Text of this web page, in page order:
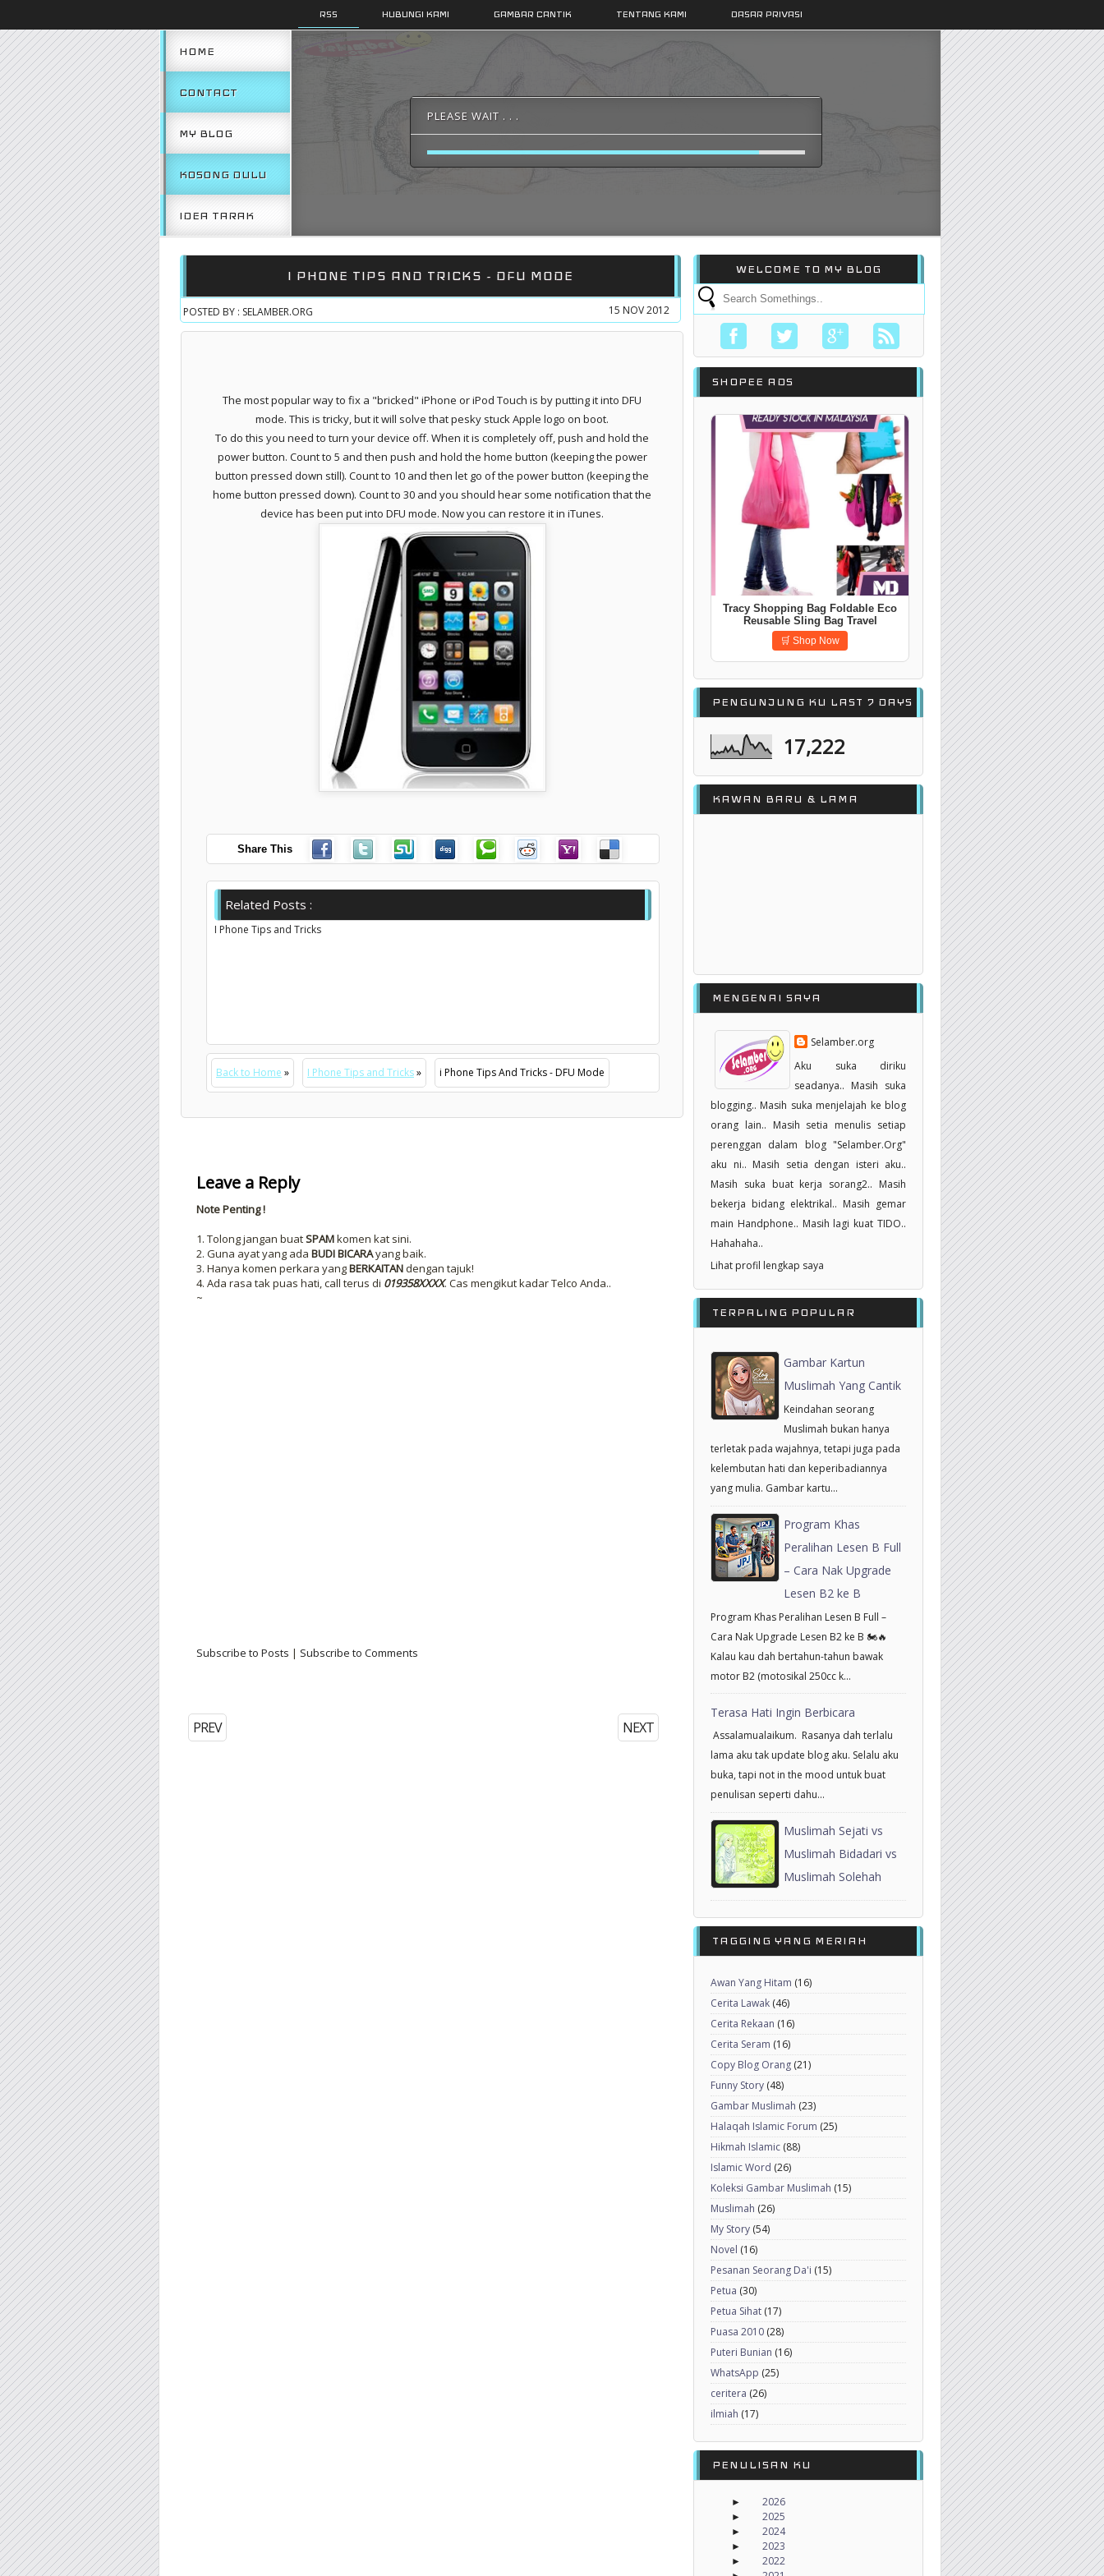
RSS HUBUNGI KAMI GAMBAR CANTIK TENTANG KAMI DASAR PRIVASI
HOME
CONTACT
MY BLOG
KOSONG DULU
IDEA TARAK
PLEASE WAIT . . .
I PHONE TIPS AND TRICKS - DFU MODE
POSTED BY : SELAMBER.ORG 15 NOV 2012
The most popular way to fix a "bricked" iPhone or iPod Touch is by putting it into DFU
mode. This is tricky, but it will solve that pesky stuck Apple logo on boot.
To do this you need to turn your device off. When it is completely off, push and hold the
power button. Count to 5 and then push and hold the home button (keeping the power
button pressed down still). Count to 10 and then let go of the power button (keeping the
home button pressed down). Count to 30 and you should hear some notification that the
device has been put into DFU mode. Now you can restore it in iTunes.
Share This
Related Posts :
I Phone Tips and Tricks
Back to Home » I Phone Tips and Tricks» i Phone Tips And Tricks - DFU Mode
Leave a Reply
Note Penting !
1. Tolong jangan buatSPAMkomen kat sini.
2. Guna ayat yang ada BUDI BICARAyang baik.
3. Hanya komen perkara yangBERKAITANdengan tajuk!
4. Ada rasa tak puas hati, call terus di 019358XXXX. Cas mengikut kadar Telco Anda..
~
Subscribe to Posts | Subscribe to Comments
NEXT
PREV
WELCOME TO MY BLOG
SHOPEE ADS
Vacuum Bag Thicken Resealable
Storage Bag with Pump
Compressbag
🛒 Shop Now
PENGUNJUNG KU LAST 7 DAYS
17,222
KAWAN BARU & LAMA
MENGENAI SAYA
Selamber.org
Aku suka diriku
seadanya.. Masih suka
blogging.. Masih suka menjelajah ke blog
orang lain.. Masih setia menulis setiap
perenggan dalam blog "Selamber.Org"
aku ni.. Masih setia dengan isteri aku..
Masih suka buat kerja sorang2.. Masih
bekerja bidang elektrikal.. Masih gemar
main Handphone.. Masih lagi kuat TIDO..
Hahahaha..
Lihat profil lengkap saya
TERPALING POPULAR
Gambar Kartun
Muslimah Yang Cantik
Keindahan seorang
Muslimah bukan hanya
terletak pada wajahnya, tetapi juga pada
kelembutan hati dan keperibadiannya
yang mulia. Gambar kartu...
Program Khas
Peralihan Lesen B Full
– Cara Nak Upgrade
Lesen B2 ke B
Program Khas Peralihan Lesen B Full –
Cara Nak Upgrade Lesen B2 ke B 🏍️🔥
Kalau kau dah bertahun-tahun bawak
motor B2 (motosikal 250cc k...
Terasa Hati Ingin Berbicara
Assalamualaikum. Rasanya dah terlalu
lama aku tak update blog aku. Selalu aku
buka, tapi not in the mood untuk buat
penulisan seperti dahu...
Muslimah Sejati vs
Muslimah Bidadari vs
Muslimah Solehah
TAGGING YANG MERIAH
Awan Yang Hitam (16)
Cerita Lawak (46)
Cerita Rekaan (16)
Cerita Seram (16)
Copy Blog Orang (21)
Funny Story (48)
Gambar Muslimah (23)
Halaqah Islamic Forum (25)
Hikmah Islamic (88)
Islamic Word (26)
Koleksi Gambar Muslimah (15)
Muslimah (26)
My Story (54)
Novel (16)
Pesanan Seorang Da'i (15)
Petua (30)
Petua Sihat (17)
Puasa 2010 (28)
Puteri Bunian (16)
WhatsApp (25)
ceritera (26)
ilmiah (17)
PENULISAN KU
► 2026
► 2025
► 2024
► 2023
► 2022